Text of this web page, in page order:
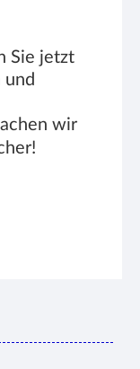
Sie jetzt
und
wir